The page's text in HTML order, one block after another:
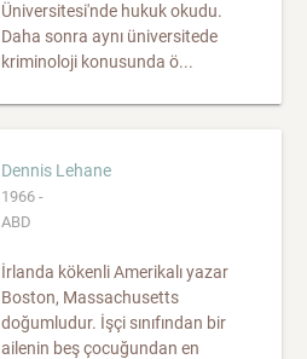
Üniversitesi'nde hukuk okudu.
Daha sonra aynı üniversitede
kriminoloji konusunda ö...
Dennis Lehane
1966 -
ABD
İrlanda kökenli Amerikalı yazar
Boston, Massachusetts
doğumludur. İşçi sınıfından bir
ailenin beş çocuğundan en